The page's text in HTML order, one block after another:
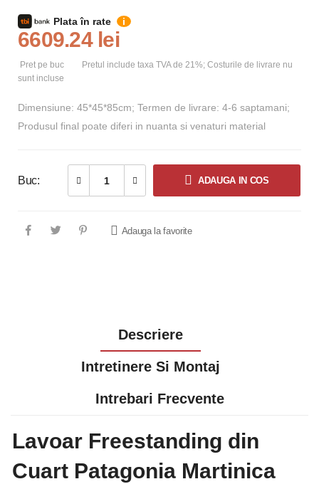
Plata în rate i
6609.24 lei
Pret pe buc
Pretul include taxa TVA de 21%; Costurile de livrare nu
sunt incluse
Dimensiune: 45*45*85cm; Termen de livrare: 4-6 saptamani;
Produsul final poate diferi in nuanta si venaturi material
Buc: ADAUGA IN COS
Adauga la favorite
Descriere
Intretinere Si Montaj
Intrebari Frecvente
Lavoar Freestanding din
Cuart Patagonia Martinica